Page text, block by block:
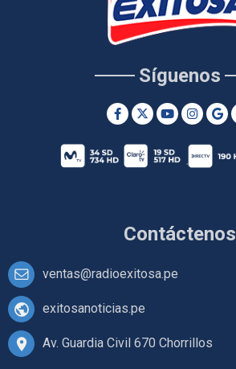
Contáctenos
ventas@radioexitosa.pe
exitosanoticias.pe
Av. Guardia Civil 670 Chorrillos
Síguenos